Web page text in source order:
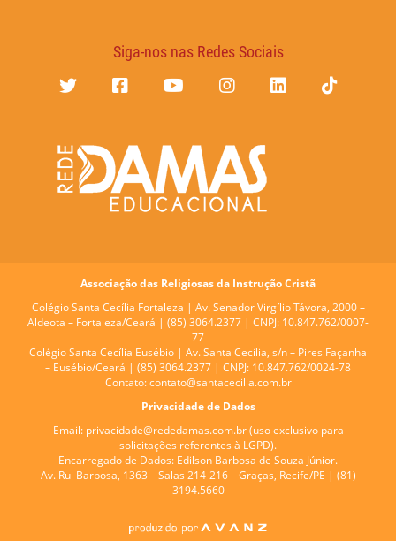
Siga-nos nas Redes Sociais
Associação das Religiosas da Instrução Cristã
Colégio Santa Cecília Fortaleza | Av. Senador Virgílio Távora, 2000 –
Aldeota – Fortaleza/Ceará | (85) 3064.2377 | CNPJ: 10.847.762/0007-
77
Colégio Santa Cecília Eusébio | Av. Santa Cecília, s/n – Pires Façanha
– Eusébio/Ceará | (85) 3064.2377 | CNPJ: 10.847.762/0024-78
Contato: contato@santacecilia.com.br
Privacidade de Dados
Email: privacidade@rededamas.com.br(uso exclusivo para
solicitações referentes à LGPD).
Encarregado de Dados: Edilson Barbosa de Souza Júnior.
Av. Rui Barbosa, 1363 – Salas 214-216 – Graças, Recife/PE | (81)
3194.5660